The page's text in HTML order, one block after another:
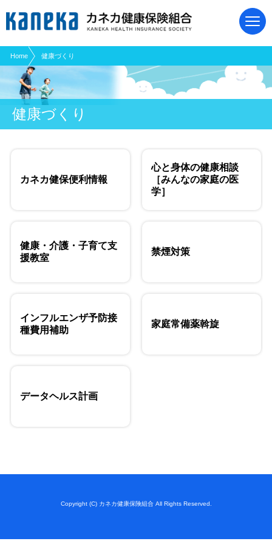
Home 健康づくり
健康づくり
カネカ健保便利情報
心と身体の健康相談
［みんなの家庭の医
学］
健康・介護・子育て支
援教室
禁煙対策
インフルエンザ予防接
種費用補助
家庭常備薬斡旋
データヘルス計画
Copyright (C) カネカ健康保険組合 All Rights Reserved.